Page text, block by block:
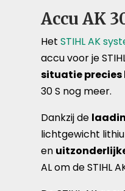
Accu AK
HetSTIHL AK
accu voor je
situatie precies
30 S nog meer.
Dankzij de
lichtgewicht
en
AL om de STIHL